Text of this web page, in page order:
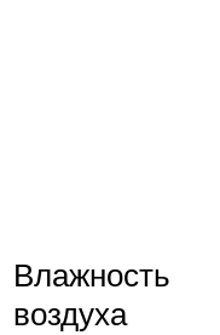
Влажность
воздуха